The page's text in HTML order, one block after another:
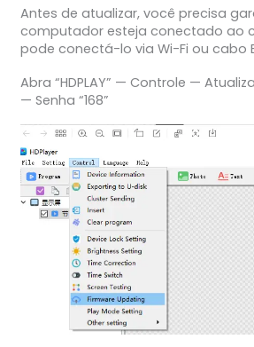
Antes de atualizar, você precisa
computador esteja conectado ao
pode conectá-lo via Wi-Fi ou cabo
Abra “HDPLAY” — Controle —
— Senha “168”